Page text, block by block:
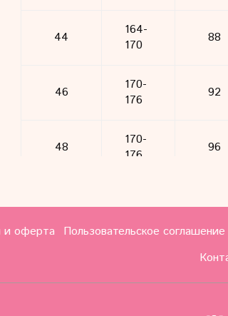
44
164-
170
88
46
170-
176
92
48
170-
176
96
176
и оферта Пользовательское соглашение